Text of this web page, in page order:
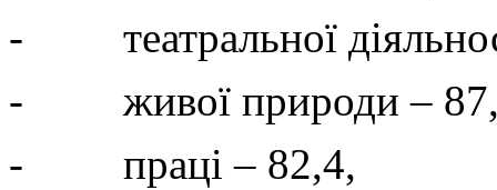
- театральної
- живої природи –
- праці – 82,4,